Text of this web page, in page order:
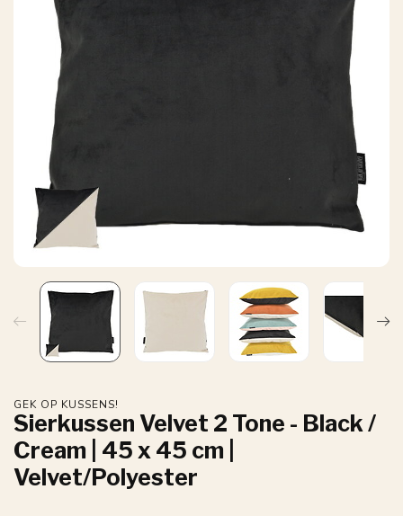
GEK OP KUSSENS!
Sierkussen Velvet 2 Tone - Black /
Cream | 45 x 45 cm |
Velvet/Polyester